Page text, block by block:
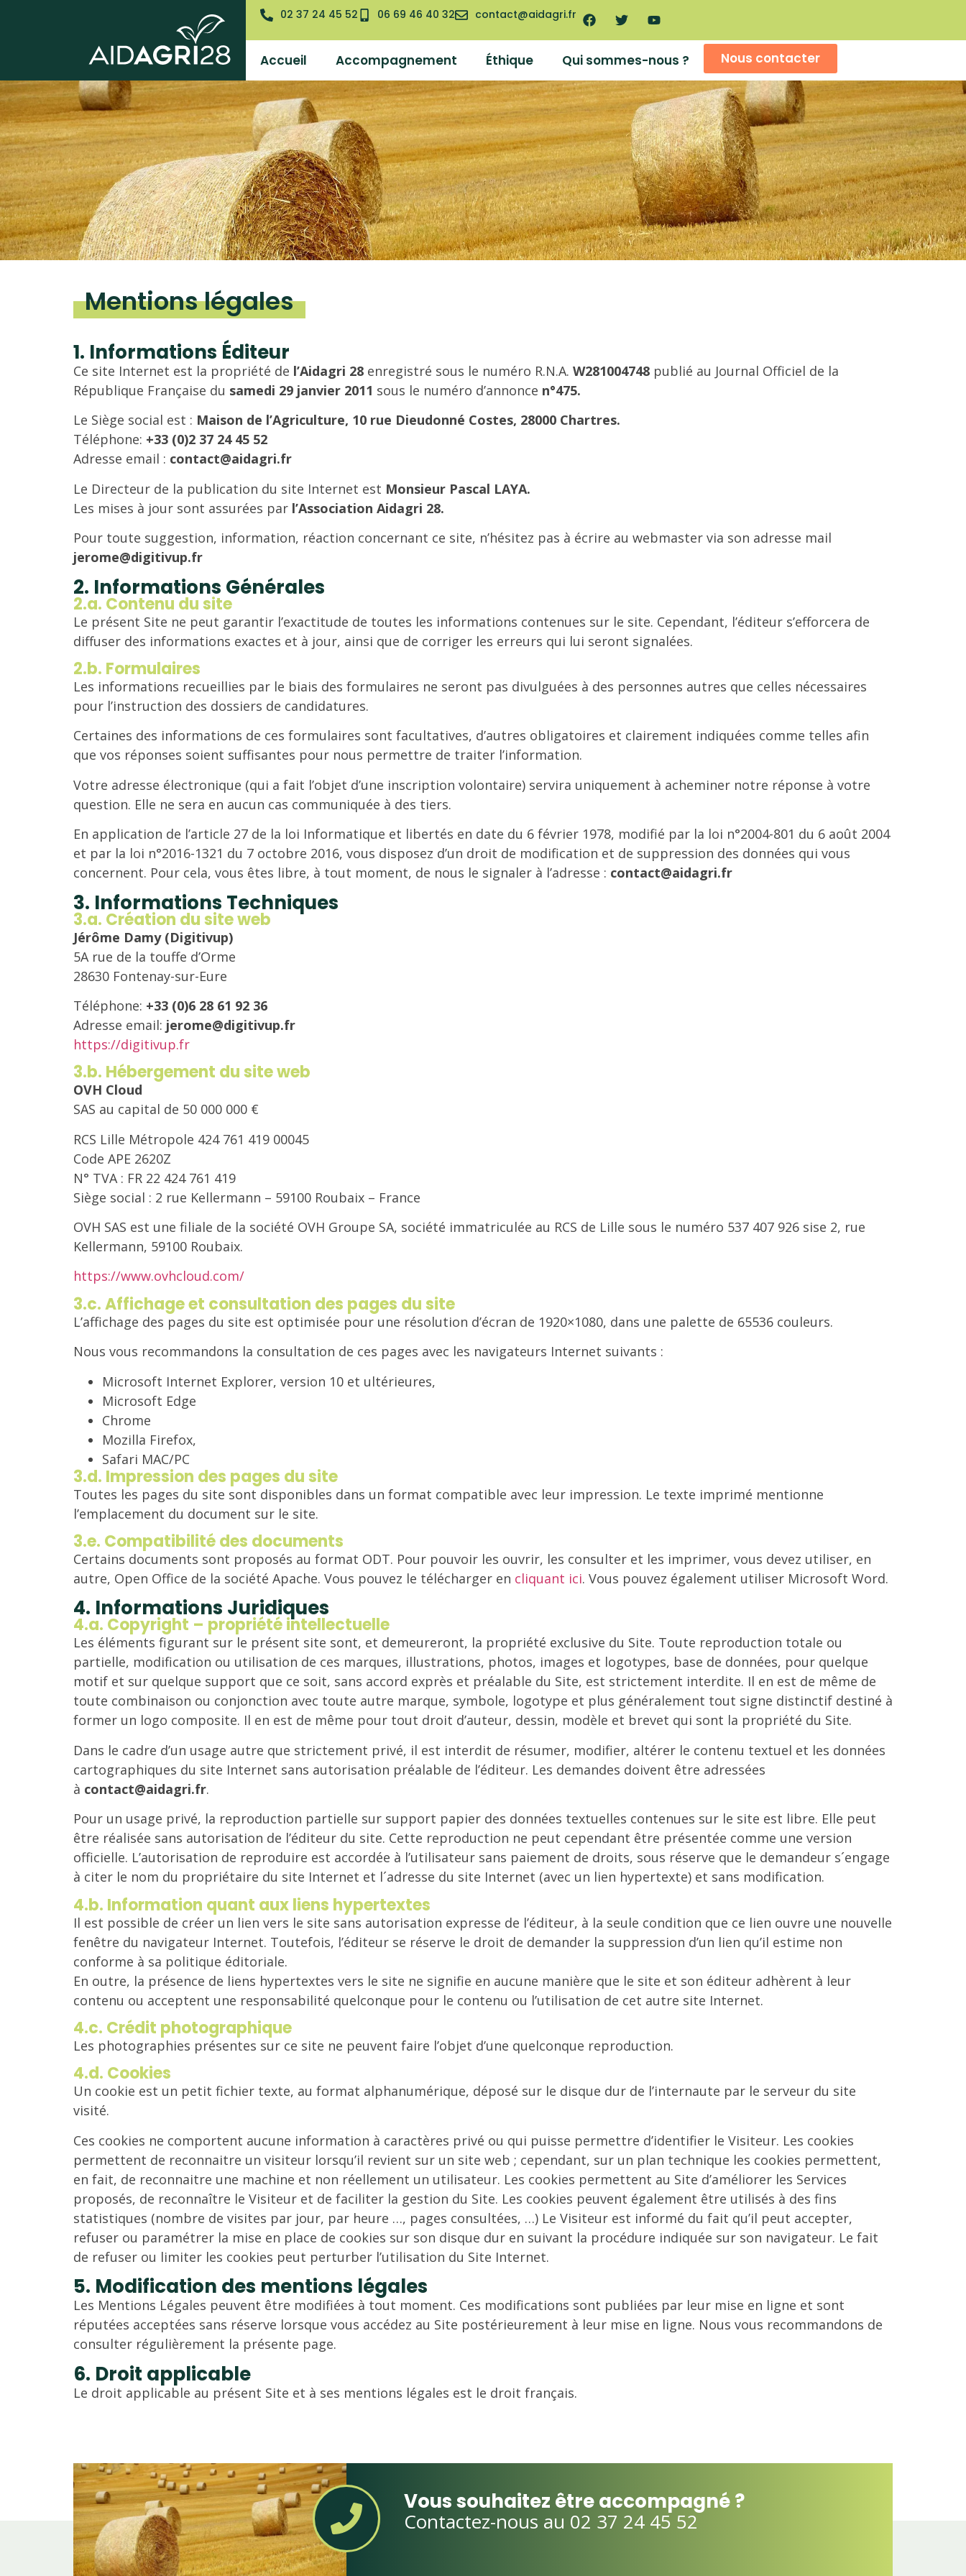
02 37 24 45 52 06 69 46 40 32 contact@aidagri.fr
Accueil Accompagnement Éthique Qui sommes-nous ? Nous contacter
Mentions légales
1. Informations Éditeur
Ce site Internet est la propriété de l’Aidagri 28 enregistré sous le numéro R.N.A. W281004748 publié au Journal Officiel de la
République Française du samedi 29 janvier 2011 sous le numéro d’annonce n°475.
Le Siège social est : Maison de l’Agriculture, 10 rue Dieudonné Costes, 28000 Chartres.
Téléphone: +33 (0)2 37 24 45 52
Adresse email : contact@aidagri.fr
Le Directeur de la publication du site Internet est Monsieur Pascal LAYA.
Les mises à jour sont assurées par l’Association Aidagri 28.
Pour toute suggestion, information, réaction concernant ce site, n’hésitez pas à écrire au webmaster via son adresse mail
jerome@digitivup.fr
2. Informations Générales
2.a. Contenu du site
Le présent Site ne peut garantir l’exactitude de toutes les informations contenues sur le site. Cependant, l’éditeur s’efforcera de
diffuser des informations exactes et à jour, ainsi que de corriger les erreurs qui lui seront signalées.
2.b. Formulaires
Les informations recueillies par le biais des formulaires ne seront pas divulguées à des personnes autres que celles nécessaires
pour l’instruction des dossiers de candidatures.
Certaines des informations de ces formulaires sont facultatives, d’autres obligatoires et clairement indiquées comme telles afin
que vos réponses soient suffisantes pour nous permettre de traiter l’information.
Votre adresse électronique (qui a fait l’objet d’une inscription volontaire) servira uniquement à acheminer notre réponse à votre
question. Elle ne sera en aucun cas communiquée à des tiers.
En application de l’article 27 de la loi Informatique et libertés en date du 6 février 1978, modifié par la loi n°2004-801 du 6 août 2004
et par la loi n°2016-1321 du 7 octobre 2016, vous disposez d’un droit de modification et de suppression des données qui vous
concernent. Pour cela, vous êtes libre, à tout moment, de nous le signaler à l’adresse : contact@aidagri.fr
3. Informations Techniques
3.a. Création du site web
Jérôme Damy (Digitivup)
5A rue de la touffe d’Orme
28630 Fontenay-sur-Eure
Téléphone: +33 (0)6 28 61 92 36
Adresse email: jerome@digitivup.fr
https://digitivup.fr
3.b. Hébergement du site web
OVH Cloud
SAS au capital de 50 000 000 €
RCS Lille Métropole 424 761 419 00045
Code APE 2620Z
N° TVA : FR 22 424 761 419
Siège social : 2 rue Kellermann – 59100 Roubaix – France
OVH SAS est une filiale de la société OVH Groupe SA, société immatriculée au RCS de Lille sous le numéro 537 407 926 sise 2, rue
Kellermann, 59100 Roubaix.
https://www.ovhcloud.com/
3.c. Affichage et consultation des pages du site
L’affichage des pages du site est optimisée pour une résolution d’écran de 1920×1080, dans une palette de 65536 couleurs.
Nous vous recommandons la consultation de ces pages avec les navigateurs Internet suivants :
Microsoft Internet Explorer, version 10 et ultérieures,
Microsoft Edge
Chrome
Mozilla Firefox,
Safari MAC/PC
3.d. Impression des pages du site
Toutes les pages du site sont disponibles dans un format compatible avec leur impression. Le texte imprimé mentionne
l’emplacement du document sur le site.
3.e. Compatibilité des documents
Certains documents sont proposés au format ODT. Pour pouvoir les ouvrir, les consulter et les imprimer, vous devez utiliser, en
autre, Open Office de la société Apache. Vous pouvez le télécharger en cliquant ici. Vous pouvez également utiliser Microsoft Word.
4. Informations Juridiques
4.a. Copyright – propriété intellectuelle
Les éléments figurant sur le présent site sont, et demeureront, la propriété exclusive du Site. Toute reproduction totale ou
partielle, modification ou utilisation de ces marques, illustrations, photos, images et logotypes, base de données, pour quelque
motif et sur quelque support que ce soit, sans accord exprès et préalable du Site, est strictement interdite. Il en est de même de
toute combinaison ou conjonction avec toute autre marque, symbole, logotype et plus généralement tout signe distinctif destiné à
former un logo composite. Il en est de même pour tout droit d’auteur, dessin, modèle et brevet qui sont la propriété du Site.
Dans le cadre d’un usage autre que strictement privé, il est interdit de résumer, modifier, altérer le contenu textuel et les données
cartographiques du site Internet sans autorisation préalable de l’éditeur. Les demandes doivent être adressées
à contact@aidagri.fr.
Pour un usage privé, la reproduction partielle sur support papier des données textuelles contenues sur le site est libre. Elle peut
être réalisée sans autorisation de l’éditeur du site. Cette reproduction ne peut cependant être présentée comme une version
officielle. L’autorisation de reproduire est accordée à l’utilisateur sans paiement de droits, sous réserve que le demandeur s´engage
à citer le nom du propriétaire du site Internet et l´adresse du site Internet (avec un lien hypertexte) et sans modification.
4.b. Information quant aux liens hypertextes
Il est possible de créer un lien vers le site sans autorisation expresse de l’éditeur, à la seule condition que ce lien ouvre une nouvelle
fenêtre du navigateur Internet. Toutefois, l’éditeur se réserve le droit de demander la suppression d’un lien qu’il estime non
conforme à sa politique éditoriale.
En outre, la présence de liens hypertextes vers le site ne signifie en aucune manière que le site et son éditeur adhèrent à leur
contenu ou acceptent une responsabilité quelconque pour le contenu ou l’utilisation de cet autre site Internet.
4.c. Crédit photographique
Les photographies présentes sur ce site ne peuvent faire l’objet d’une quelconque reproduction.
4.d. Cookies
Un cookie est un petit fichier texte, au format alphanumérique, déposé sur le disque dur de l’internaute par le serveur du site
visité.
Ces cookies ne comportent aucune information à caractères privé ou qui puisse permettre d’identifier le Visiteur. Les cookies
permettent de reconnaitre un visiteur lorsqu’il revient sur un site web ; cependant, sur un plan technique les cookies permettent,
en fait, de reconnaitre une machine et non réellement un utilisateur. Les cookies permettent au Site d’améliorer les Services
proposés, de reconnaître le Visiteur et de faciliter la gestion du Site. Les cookies peuvent également être utilisés à des fins
statistiques (nombre de visites par jour, par heure …, pages consultées, …) Le Visiteur est informé du fait qu’il peut accepter,
refuser ou paramétrer la mise en place de cookies sur son disque dur en suivant la procédure indiquée sur son navigateur. Le fait
de refuser ou limiter les cookies peut perturber l’utilisation du Site Internet.
5. Modification des mentions légales
Les Mentions Légales peuvent être modifiées à tout moment. Ces modifications sont publiées par leur mise en ligne et sont
réputées acceptées sans réserve lorsque vous accédez au Site postérieurement à leur mise en ligne. Nous vous recommandons de
consulter régulièrement la présente page.
6. Droit applicable
Le droit applicable au présent Site et à ses mentions légales est le droit français.
Vous souhaitez être accompagné ?
Contactez-nous au 02 37 24 45 52